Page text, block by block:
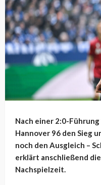
Nach einer 2:0-
Hannover 96 den Sieg
noch den Ausgleich –
erklärt anschließend
Nachspielzeit.